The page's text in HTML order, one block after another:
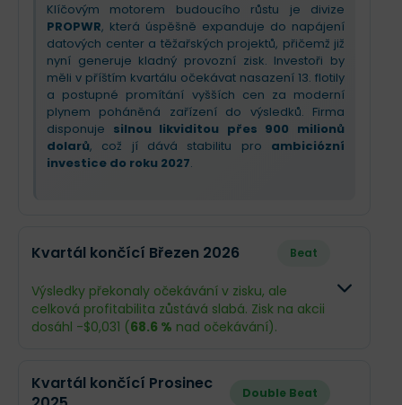
Klíčovým motorem budoucího růstu je divize
PROPWR, která úspěšně expanduje do napájení
datových center a těžařských projektů, přičemž již
nyní generuje kladný provozní zisk. Investoři by
měli v příštím kvartálu očekávat nasazení 13. flotily
a postupné promítání vyšších cen za moderní
plynem poháněná zařízení do výsledků. Firma
disponuje silnou likviditou přes 900 milionů
dolarů, což jí dává stabilitu pro ambiciózní
investice do roku 2027.
Kvartál končící Březen 2026 Beat
Výsledky překonaly očekávání v zisku, ale
celková profitabilita zůstává slabá. Zisk na akcii
dosáhl -$0,031 (68.6 % nad očekávání).
Kvartál končící Prosinec
Double Beat